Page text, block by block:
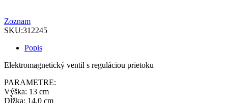
Zoznam
SKU:312245
Popis
Elektromagnetický ventil s reguláciou prietoku
PARAMETRE:
Výška: 13 cm
Dĺžka: 14,0 cm